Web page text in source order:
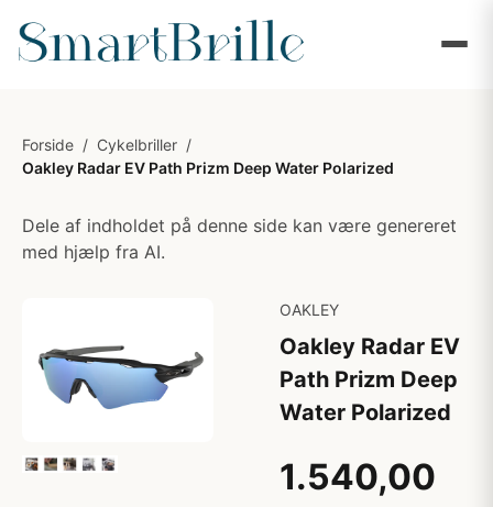
Forside / Cykelbriller /
Oakley Radar EV Path Prizm Deep Water Polarized
Dele af indholdet på denne side kan være genereret
med hjælp fra AI.
OAKLEY
Oakley Radar EV
Path Prizm Deep
Water Polarized
1.540,00